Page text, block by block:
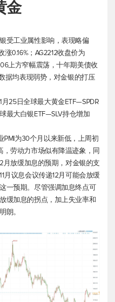
金
受工业属性影响，表现略偏
0.16%；AG2212收盘价为
上方窄幅震荡，十年期美债收
据均表现弱势，对金银的打压
月25日全球最大黄金ETF—SPDR
最大白银ETF—SLV持仓增加
PMI为30个月以来新低，上周初
劳动力市场似有降温迹象，同
月放缓加息的预期，对金银的支
月议息会议传递12月可能会放缓
一预期。尽管强调加息终点可
缓加息的拐点，加上失业率和
朗。